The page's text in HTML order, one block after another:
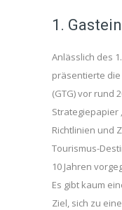
1.
Anlässlich des
präsentierte
(GTG) vor rund
Strategiepapier
Richtlinien und
Tourismus-
10 Jahren
Es gibt kaum
Ziel, sich zu